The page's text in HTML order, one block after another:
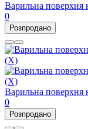
Варильна
0
Розпродано
Варильна
0
Розпродано